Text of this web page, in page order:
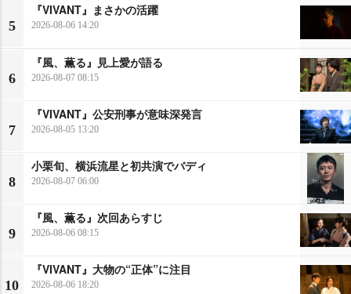
5
『VIVANT』まさかの活躍
2026-08-06 14:20
6
『風、薫る』見上愛が語る
2026-08-07 08:15
7
『VIVANT』公安刑事が意味深発言
2026-08-05 13:20
8
小栗旬、横浜流星と初共演でバディ
2026-08-07 06:00
9
『風、薫る』次回あらすじ
2026-08-06 08:15
10
『VIVANT』大物の“正体”に注目
2026-08-06 18:20